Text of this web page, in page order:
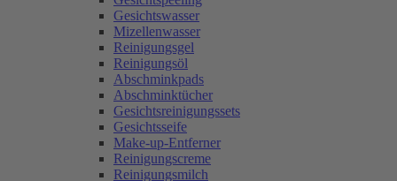
Gesichtswasser
Mizellenwasser
Reinigungsgel
Reinigungsöl
Abschminkpads
Abschminktücher
Gesichtsreinigungssets
Gesichtsseife
Make-up-Entferner
Reinigungscreme
Reinigungsmilch